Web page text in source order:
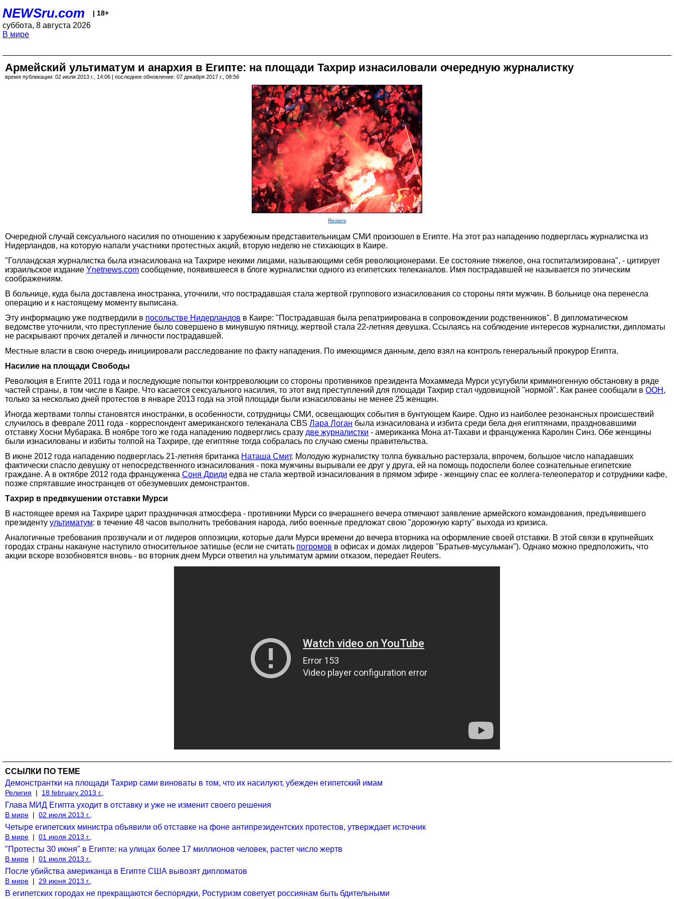
NEWSru.com | 18+
суббота, 8 августа 2026
В мире
Армейский ультиматум и анархия в Египте: на площади Тахрир изнасиловали очередную журналистку
время публикации: 02 июля 2013 г., 14:06 | последнее обновление: 07 декабря 2017 г., 08:56
Reuters
Очередной случай сексуального насилия по отношению к зарубежным представительницам СМИ произошел в Египте. На этот раз нападению подверглась журналистка из
Нидерландов, на которую напали участники протестных акций, вторую неделю не стихающих в Каире.
"Голландская журналистка была изнасилована на Тахрире некими лицами, называющими себя революционерами. Ее состояние тяжелое, она госпитализирована", - цитирует
израильское издание Ynetnews.com сообщение, появившееся в блоге журналистки одного из египетских телеканалов. Имя пострадавшей не называется по этическим
соображениям.
В больнице, куда была доставлена иностранка, уточнили, что пострадавшая стала жертвой группового изнасилования со стороны пяти мужчин. В больнице она перенесла
операцию и к настоящему моменту выписана.
Эту информацию уже подтвердили в посольстве Нидерландов в Каире: "Пострадавшая была репатриирована в сопровождении родственников". В дипломатическом
ведомстве уточнили, что преступление было совершено в минувшую пятницу, жертвой стала 22-летняя девушка. Ссылаясь на соблюдение интересов журналистки, дипломаты
не раскрывают прочих деталей и личности пострадавшей.
Местные власти в свою очередь инициировали расследование по факту нападения. По имеющимся данным, дело взял на контроль генеральный прокурор Египта.
Насилие на площади Свободы
Революция в Египте 2011 года и последующие попытки контрреволюции со стороны противников президента Мохаммеда Мурси усугубили криминогенную обстановку в ряде
частей страны, в том числе в Каире. Что касается сексуального насилия, то этот вид преступлений для площади Тахрир стал чудовищной "нормой". Как ранее сообщали в ООН ,
только за несколько дней протестов в январе 2013 года на этой площади были изнасилованы не менее 25 женщин.
Иногда жертвами толпы становятся иностранки, в особенности, сотрудницы СМИ, освещающих события в бунтующем Каире. Одно из наиболее резонансных происшествий
случилось в феврале 2011 года - корреспондент американского телеканала CBS Лара Логан была изнасилована и избита среди бела дня египтянами, праздновавшими
отставку Хосни Мубарака. В ноябре того же года нападению подверглись сразу две журналистки - американка Мона ат-Тахави и француженка Каролин Синз. Обе женщины
были изнасилованы и избиты толпой на Тахрире, где египтяне тогда собралась по случаю смены правительства.
В июне 2012 года нападению подверглась 21-летняя британка Наташа Смит. Молодую журналистку толпа буквально растерзала, впрочем, большое число нападавших
фактически спасло девушку от непосредственного изнасилования - пока мужчины вырывали ее друг у друга, ей на помощь подоспели более сознательные египетские
граждане. А в октябре 2012 года француженка Соня Дриди едва не стала жертвой изнасилования в прямом эфире - женщину спас ее коллега-телеоператор и сотрудники кафе,
позже спрятавшие иностранцев от обезумевших демонстрантов.
Тахрир в предвкушении отставки Мурси
В настоящее время на Тахрире царит праздничная атмосфера - противники Мурси со вчерашнего вечера отмечают заявление армейского командования, предъявившего
президенту ультиматум: в течение 48 часов выполнить требования народа, либо военные предложат свою "дорожную карту" выхода из кризиса.
Аналогичные требования прозвучали и от лидеров оппозиции, которые дали Мурси времени до вечера вторника на оформление своей отставки. В этой связи в крупнейших
городах страны накануне наступило относительное затишье (если не считать погромов в офисах и домах лидеров "Братьев-мусульман"). Однако можно предположить, что
акции вскоре возобновятся вновь - во вторник днем Мурси ответил на ультиматум армии отказом, передает Reuters.
ССЫЛКИ ПО ТЕМЕ
Демонстрантки на площади Тахрир сами виноваты в том, что их насилуют, убежден египетский имам
Религия | 18 february 2013 г.,
Глава МИД Египта уходит в отставку и уже не изменит своего решения
В мире | 02 июля 2013 г.,
Четыре египетских министра объявили об отставке на фоне антипрезидентских протестов, утверждает источник
В мире | 01 июля 2013 г.,
"Протесты 30 июня" в Египте: на улицах более 17 миллионов человек, растет число жертв
В мире | 01 июля 2013 г.,
После убийства американца в Египте США вывозят дипломатов
В мире | 29 июня 2013 г.,
В египетских городах не прекращаются беспорядки, Ростуризм советует россиянам быть бдительными